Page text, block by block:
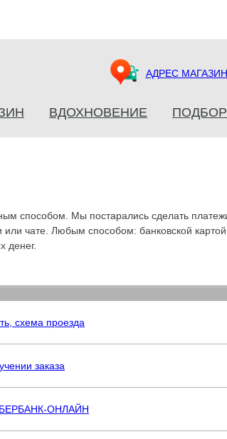
АДРЕС
ВДОХНОВЕНИЕ
способом. Мы постарались сделать
чате. Любым способом: банковской
денег.
схема проезда
заказа
ОНЛАЙН